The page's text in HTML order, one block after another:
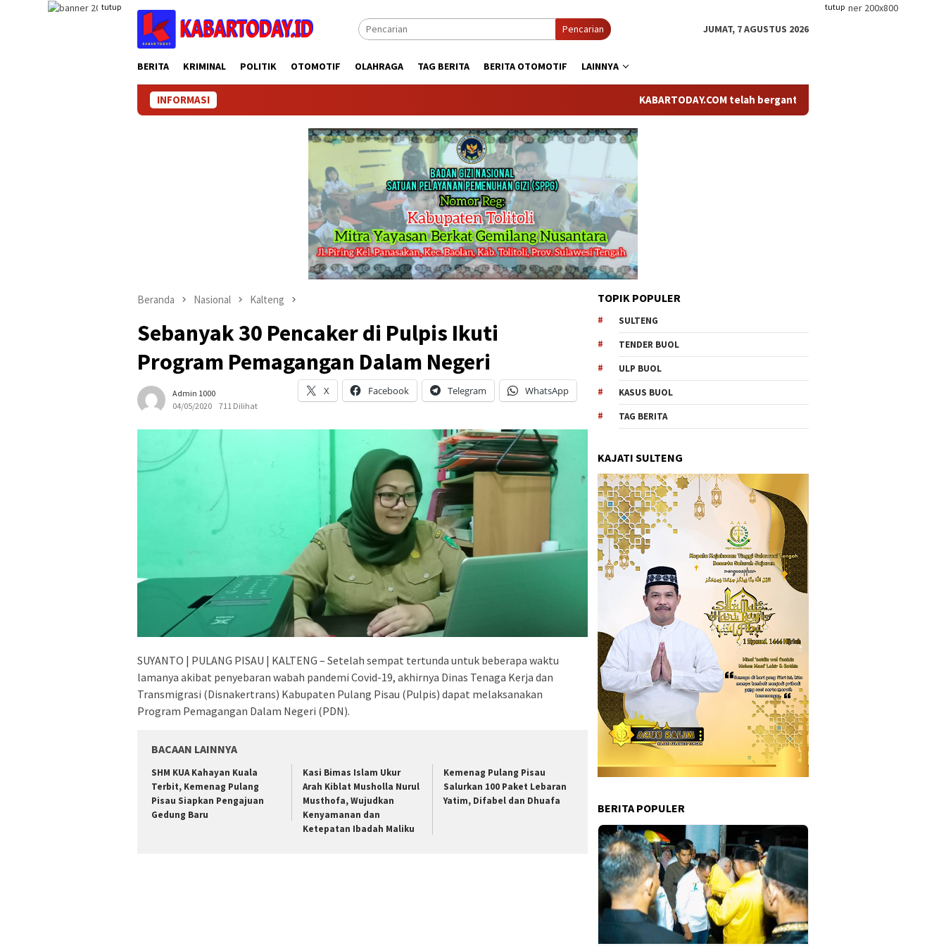
tutup tutup
Pencarian JUMAT, 7 AGUSTUS 2026
BERITA KRIMINAL POLITIK OTOMOTIF OLAHRAGA TAG BERITA BERITA OTOMOTIF LAINNYA
INFORMASI KABARTODAY.COM telah berganti nama menjadi KABARTODAY.ID.
Beranda Nasional Kalteng
Sebanyak 30 Pencaker di Pulpis Ikuti
Program Pemagangan Dalam Negeri
Admin 1000
04/05/2020
711 Dilihat
X Facebook Telegram WhatsApp
SUYANTO | PULANG PISAU | KALTENG – Setelah sempat tertunda untuk beberapa waktu
lamanya akibat penyebaran wabah pandemi Covid-19, akhirnya Dinas Tenaga Kerja dan
Transmigrasi (Disnakertrans) Kabupaten Pulang Pisau (Pulpis) dapat melaksanakan
Program Pemagangan Dalam Negeri (PDN).
BACAAN LAINNYA
SHM KUA Kahayan Kuala
Terbit, Kemenag Pulang
Pisau Siapkan Pengajuan
Gedung Baru
Kasi Bimas Islam Ukur
Arah Kiblat Musholla Nurul
Musthofa, Wujudkan
Kenyamanan dan
Ketepatan Ibadah Maliku
Kemenag Pulang Pisau
Salurkan 100 Paket Lebaran
Yatim, Difabel dan Dhuafa
TOPIK POPULER
SULTENG
TENDER BUOL
ULP BUOL
KASUS BUOL
TAG BERITA
KAJATI SULTENG
BERITA POPULER